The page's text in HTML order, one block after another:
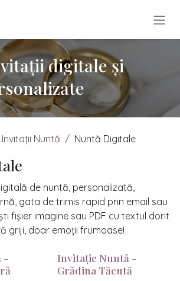
digitale și
Invitații Nuntă Nuntă Digitale
de nuntă, personalizată,
gata de trimis rapid prin email sau
fișier imagine sau PDF cu textul dorit
griji, doar emoții frumoase!
-
Invitație Nuntă -
Grădina Tăcută